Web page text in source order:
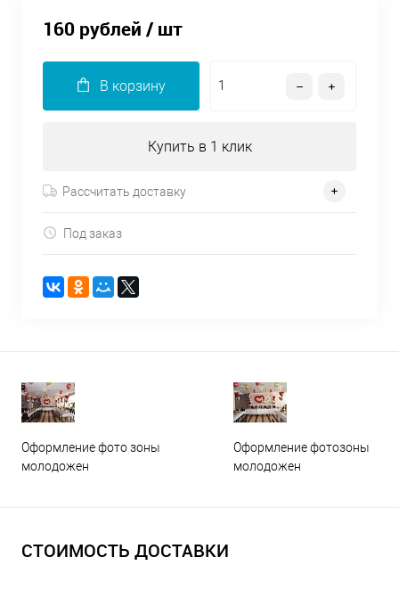
160 рублей / шт
В корзину
Купить в 1 клик
Рассчитать доставку
Под заказ
Оформление фото зоны
молодожен
Оформление фотозоны
молодожен
СТОИМОСТЬ ДОСТАВКИ